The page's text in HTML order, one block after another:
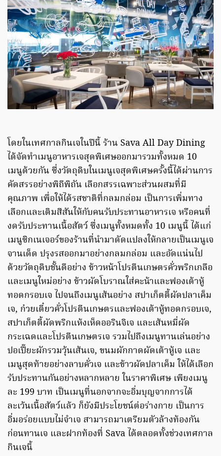
โดยในเทศกาลกินเจในปีนี้ ร้าน Sava All Day Dining
ได้จัดทำเมนูอาหารเจสุดพิเศษออกมารวมทั้งหมด 10
เมนูด้วยกัน ซึ่งวัตถุดิบในเมนูเจสุดพิเศษครั้งนี้ได้ผ่านการ
คัดสรรอย่างพิถีพิถัน เลือกสรรเฉพาะส่วนผสมที่มี
คุณภาพ เพื่อให้ได้รสชาติที่กลมกล่อม เป็นการเพิ่มทาง
เลือกและเติมสีสันให้กับคนรับประทานอาหารเจ หรือคนที่
งดรับประทานเนื้อสัตว์ ซึ่งเมนูทั้งหมดทั้ง 10 เมนูนี้ ได้แก่
เมนูซิกเนเจอร์ของร้านที่นำมาดัดแปลงให้กลายเป็นเมนูเจ
จานเด็ด ปรุงรสออกมาอย่างกลมกล่อม และอัดแน่นไป
ด้วยวัตถุดิบชั้นดีอย่าง ข้าวหน้าโปรตีนเกษตรคั่วพริกเกลือ
และเมนูใหม่อย่าง ข้าวผัดโบราณใส่คะน้าและฟองเต้าหู้
ทอดกรอบเจ ไปจนถึงเมนูเส้นอย่าง สปาเก็ตตี้ผัดปลาเค็ม
เจ, ก๋วยเตี๋ยวคั่วโปรตีนเกษตรและฟองเต้าหู้ทอดกรอบเจ,
สปาเก็ตตี้ผัดพริกแห้งเห็ดออรินจิเจ และเส้นหมี่ผัด
กระเฉดและโปรตีนเกษตรเจ รวมไปถึงเมนูทานเล่นอย่าง
ปอเปี๊ยะผักรวมวุ้นเส้นเจ, ขนมผักกาดผัดเต้าหู้เจ และ
เมนูสุดท้ายอย่างลาบคั่วเจ และข้าวผัดปลาเค็ม ให้ได้เลือก
รับประทานกันอย่างหลากหลาย ในราคาพิเศษ เพียงเมนู
ละ 199 บาท เป็นเมนูที่นอกจากจะอิ่มบุญจากการได้
ละเว้นเนื้อสัตว์แล้ว ก็ยังมีประโยชน์ต่อร่างกาย เป็นการ
อิ่มอร่อยแบบไม่จำเจ สามารถมาเตรียมตัวล้างท้องกัน
ก่อนทานเจ และฝากท้องที่ Sava ได้ตลอดทั้งช่วงเทศกาล
กินเจนี้